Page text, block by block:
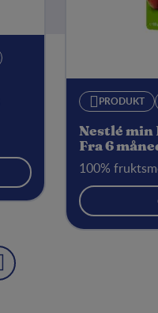
PRODUKT
Nestlé min
Fra 6
100%